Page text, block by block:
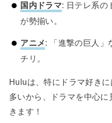
国内ドラマ: 日テレ系の
が勢揃い。
アニメ: 「進撃の巨人」
チリ。
Huluは、特にドラマ好き
多いから、ドラマを中心
きます！